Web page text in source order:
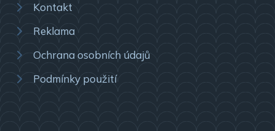
Kontakt
Reklama
Ochrana osobních údajů
Podmínky použití